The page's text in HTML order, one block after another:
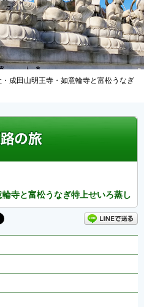
・成田山明王寺・如意輪寺と富松うなぎ
寺と富松うなぎ特上せいろ蒸し